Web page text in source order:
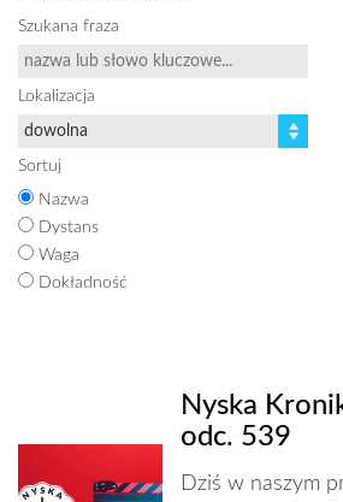
Szukana fraza
Lokalizacja
Sortuj
Nazwa
Dystans
Waga
Dokładność
Nyska
odc. 539
Dziś w naszym